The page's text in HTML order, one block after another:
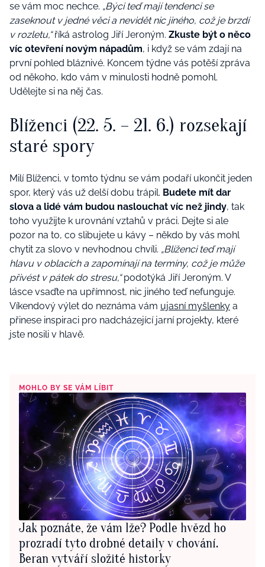
se vám moc nechce. „Býci teď mají tendenci se
zaseknout v jedné věci a nevidět nic jiného, což je brzdí
v rozletu,“říká astrolog Jiří Jeroným. Zkuste být o něco
víc otevření novým nápadům, i když se vám zdají na
první pohled bláznivé. Koncem týdne vás potěší zpráva
od někoho, kdo vám v minulosti hodně pomohl.
Udělejte si na něj čas.
Blíženci (22. 5. – 21. 6.) rozsekají
staré spory
Milí Blíženci, v tomto týdnu se vám podaří ukončit jeden
spor, který vás už delší dobu trápil. Budete mít dar
slova a lidé vám budou naslouchat víc než jindy, tak
toho využijte k urovnání vztahů v práci. Dejte si ale
pozor na to, co slibujete u kávy – někdo by vás mohl
chytit za slovo v nevhodnou chvíli. „Blíženci teď mají
hlavu v oblacích a zapomínají na termíny, což je může
přivést v pátek do stresu,“podotýká Jiří Jeroným. V
lásce vsaďte na upřímnost, nic jiného teď nefunguje.
Víkendový výlet do neznáma vám ujasní myšlenky a
přinese inspiraci pro nadcházející jarní projekty, které
jste nosili v hlavě.
MOHLO BY SE VÁM LÍBIT
Jak poznáte, že vám lže? Podle hvězd ho
prozradí tyto drobné detaily v chování.
Beran vytváří složité historky